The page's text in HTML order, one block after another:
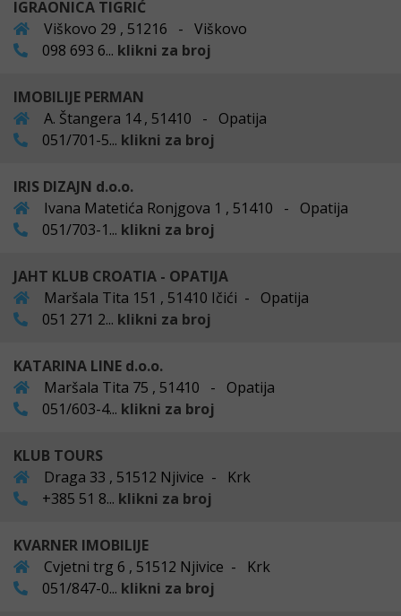
IGRAONICA TIGRIĆ
Viškovo 29 , 51216 - Viškovo
098 693 6... klikni za broj
IMOBILIJE PERMAN
A. Štangera 14 , 51410 - Opatija
051/701-5... klikni za broj
IRIS DIZAJN d.o.o.
Ivana Matetića Ronjgova 1 , 51410 - Opatija
051/703-1... klikni za broj
JAHT KLUB CROATIA - OPATIJA
Maršala Tita 151 , 51410 Ičići - Opatija
051 271 2... klikni za broj
KATARINA LINE d.o.o.
Maršala Tita 75 , 51410 - Opatija
051/603-4... klikni za broj
KLUB TOURS
Draga 33 , 51512 Njivice - Krk
+385 51 8... klikni za broj
KVARNER IMOBILIJE
Cvjetni trg 6 , 51512 Njivice - Krk
051/847-0... klikni za broj